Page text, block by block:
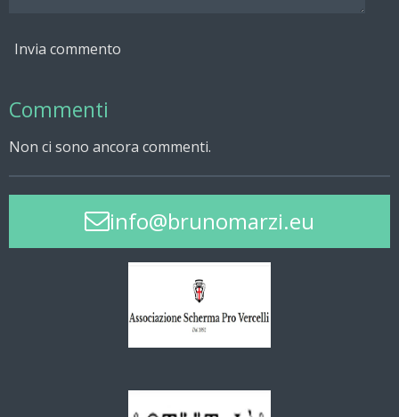
Invia commento
Commenti
Non ci sono ancora commenti.
info@brunomarzi.eu